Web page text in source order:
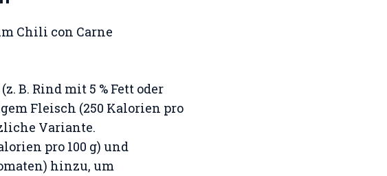
Chili con Carne
B. Rind mit 5 % Fett oder
Fleisch (250 Kalorien pro
Variante.
pro 100 g) und
hinzu, um